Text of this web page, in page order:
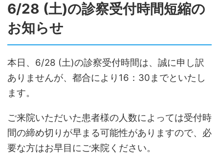
6/28 (土)の診察受付時間短縮の
お知らせ
本日、6/28 (土)の診察受付時間は、誠に申し訳
ありませんが、都合により16：30までといたし
ます。
ご来院いただいた患者様の人数によっては受付時
間の締め切りが早まる可能性がありますので、必
要な方はお早目にご来院ください。